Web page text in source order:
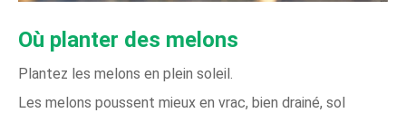
Où planter des melons
Plantez les melons en plein soleil.
Les melons poussent mieux en vrac, bien drainé, sol